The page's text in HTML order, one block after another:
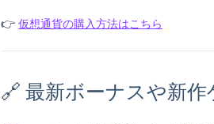
👉 仮想通貨の購入方法はこちら
🔗 最新ボーナスや新